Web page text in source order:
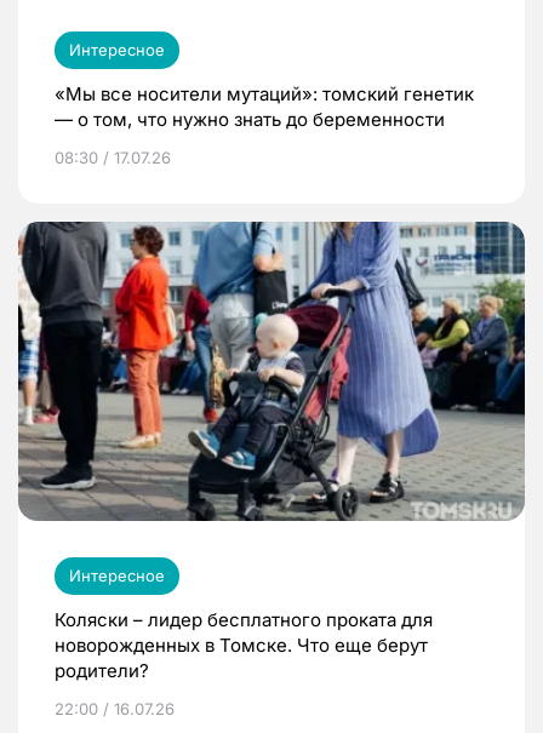
Интересное
«Мы все носители мутаций»: томский генетик
— о том, что нужно знать до беременности
08:30 / 17.07.26
Интересное
Коляски – лидер бесплатного проката для
новорожденных в Томске. Что еще берут
родители?
22:00 / 16.07.26